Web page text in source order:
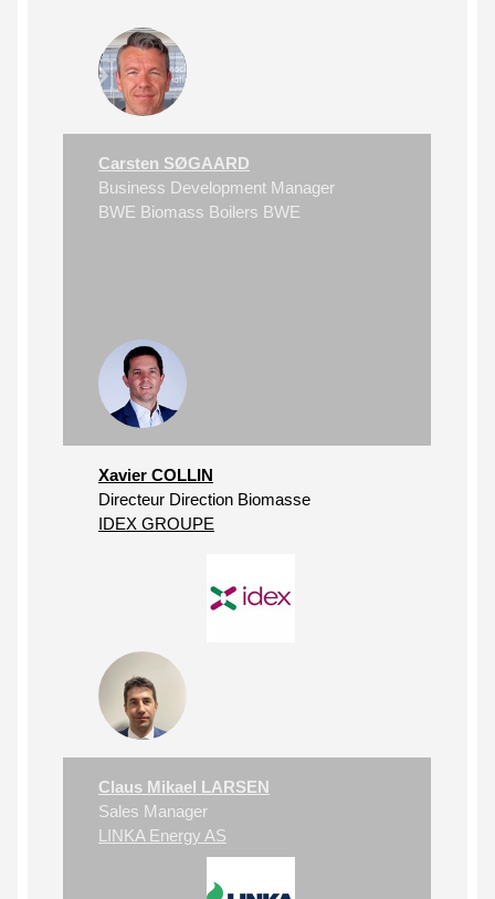
Carsten SØGAARD
Business Development Manager
BWE Biomass Boilers BWE
Xavier COLLIN
Directeur Direction Biomasse
IDEX GROUPE
Claus Mikael LARSEN
Sales Manager
LINKA Energy AS